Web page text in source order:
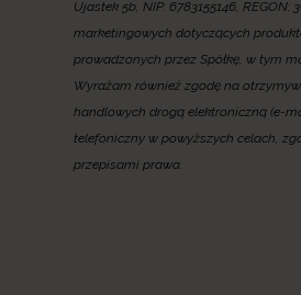
Ujastek 5b, NIP: 6783155146, REGON:
marketingowych dotyczących
prowadzonych przez Spółkę, w tym
Wyrażam również zgodę na
handlowych drogą elektroniczną (e-
telefoniczny w powyższych celach,
przepisami prawa.